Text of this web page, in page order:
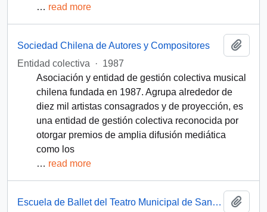
… read more
Sociedad Chilena de Autores y Compositores
Entidad colectiva
· 1987
Asociación y entidad de gestión colectiva musical
chilena fundada en 1987. Agrupa alrededor de
diez mil artistas consagrados y de proyección, es
una entidad de gestión colectiva reconocida por
otorgar premios de amplia difusión mediática
como los
… read more
Escuela de Ballet del Teatro Municipal de Santiago